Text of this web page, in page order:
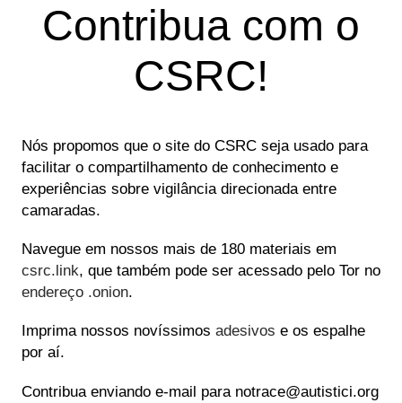
Contribua com o
CSRC!
Nós propomos que o site do CSRC seja usado para
facilitar o compartilhamento de conhecimento e
experiências sobre vigilância direcionada entre
camaradas.
Navegue em nossos mais de 180 materiais em
csrc.link, que também pode ser acessado pelo Tor no
endereço .onion.
Imprima nossos novíssimos adesivos e os espalhe
por aí.
Contribua enviando e-mail para notrace@autistici.org